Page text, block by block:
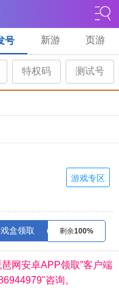
号 新游 页游
特权码 测试号
游戏专区
盒领取 剩余100%
网安卓APP领取”客户端
咨询。